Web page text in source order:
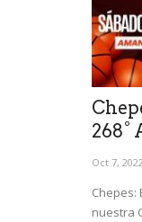
268°
Oct 7, 2022
Chepes:
nuestra